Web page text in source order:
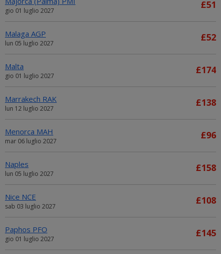
gio 01 luglio 2027
£51
Malaga AGP
lun 05 luglio 2027
£52
Malta
gio 01 luglio 2027
£174
Marrakech RAK
lun 12 luglio 2027
£138
Menorca MAH
mar 06 luglio 2027
£96
Naples
lun 05 luglio 2027
£158
Nice NCE
sab 03 luglio 2027
£108
Paphos PFO
gio 01 luglio 2027
£145